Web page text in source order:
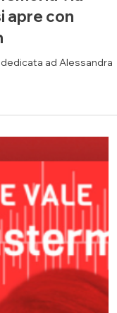
la
con